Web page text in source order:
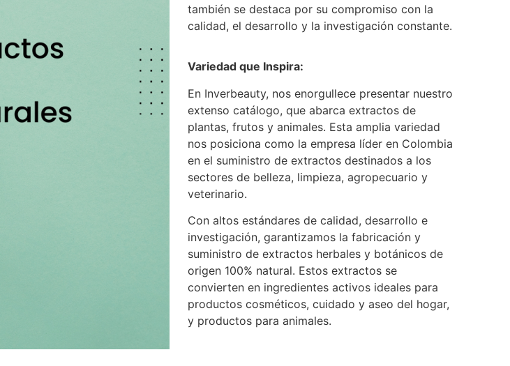
también se destaca por su compromiso con la
calidad, el desarrollo y la investigación constante.
Variedad que Inspira:
En Inverbeauty, nos enorgullece presentar nuestro
extenso catálogo, que abarca extractos de
plantas, frutos y animales. Esta amplia variedad
nos posiciona como la empresa líder en Colombia
en el suministro de extractos destinados a los
sectores de belleza, limpieza, agropecuario y
veterinario.
Con altos estándares de calidad, desarrollo e
investigación, garantizamos la fabricación y
suministro de extractos herbales y botánicos de
origen 100% natural. Estos extractos se
convierten en ingredientes activos ideales para
productos cosméticos, cuidado y aseo del hogar,
y productos para animales.